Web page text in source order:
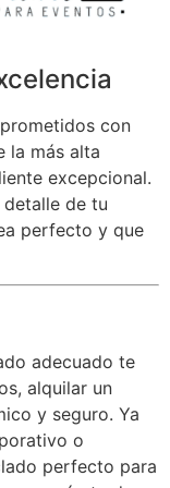
con
la más alta
excepcional.
detalle de tu
perfecto y que
adecuado te
alquilar un
y seguro. Ya
o
perfecto para